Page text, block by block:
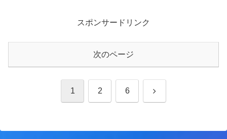
スポンサードリンク
次のページ
1 2 6 次